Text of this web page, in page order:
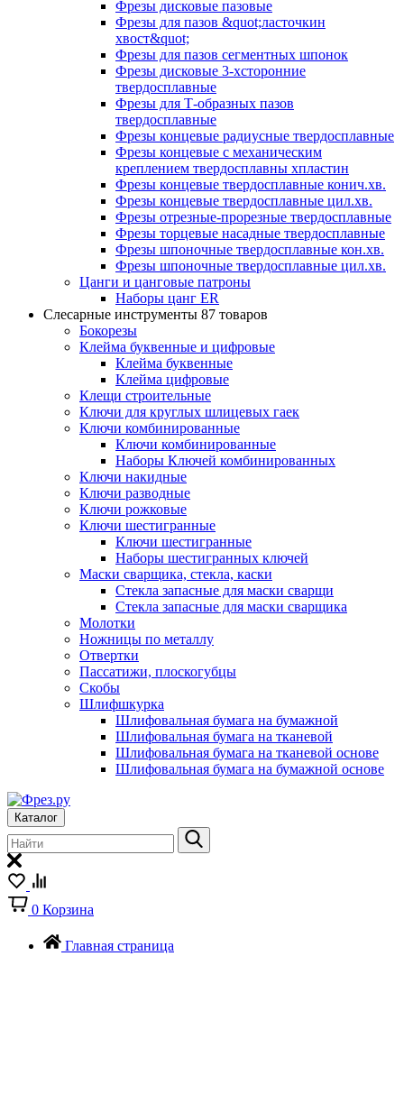
Фрезы дисковые пазовые
Фрезы для пазов &quot;ласточкин
хвост&quot;
Фрезы для пазов сегментных шпонок
Фрезы дисковые 3-хсторонние
твердосплавные
Фрезы для Т-образных пазов
твердосплавные
Фрезы концевые радиусные твердосплавные
Фрезы концевые с механическим
креплением твердосплавны хпластин
Фрезы концевые твердосплавные конич.хв.
Фрезы концевые твердосплавные цил.хв.
Фрезы отрезные-прорезные твердосплавные
Фрезы торцевые насадные твердосплавные
Фрезы шпоночные твердосплавные кон.хв.
Фрезы шпоночные твердосплавные цил.хв.
Цанги и цанговые патроны
Наборы цанг ER
Слесарные инструменты 87 товаров
Бокорезы
Клейма буквенные и цифровые
Клейма буквенные
Клейма цифровые
Клещи строительные
Ключи для круглых шлицевых гаек
Ключи комбинированные
Ключи комбинированные
Наборы Ключей комбинированных
Ключи накидные
Ключи разводные
Ключи рожковые
Ключи шестигранные
Ключи шестигранные
Наборы шестигранных ключей
Маски сварщика, стекла, каски
Стекла запасные для маски сварщи
Стекла запасные для маски сварщика
Молотки
Ножницы по металлу
Отвертки
Пассатижи, плоскогубцы
Скобы
Шлифшкурка
Шлифовальная бумага на бумажной
Шлифовальная бумага на тканевой
Шлифовальная бумага на тканевой основе
Шлифовальная бумага на бумажной основе
Каталог
0 Корзина
Главная страница